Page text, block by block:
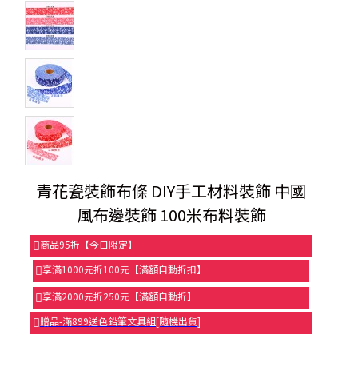
青花瓷裝飾布條 DIY手工材料裝飾 中國
風布邊裝飾 100米布料裝飾
商品95折【今日限定】
享滿1000元折100元【滿額自動折扣】
享滿2000元折250元【滿額自動折】
贈品-滿899送色鉛筆文具組[隨機出貨]